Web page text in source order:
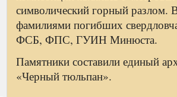
символический горный разлом.
фамилиями погибших
ФСБ, ФПС, ГУИН Минюста.
Памятники составили единый
«Черный тюльпан».